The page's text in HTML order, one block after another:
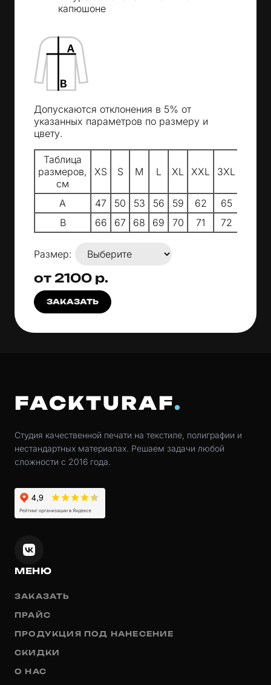
капюшоне
Допускаются отклонения в 5% от
указанных параметров по размеру и
цвету.
Таблица
размеров,
см
XS S M L XL XXL 3XL
A 47 50 53 56 59 62
65
B
66 67 68 69 70 71 72
Размер:
от 2100 р.
ЗАКАЗАТЬ
FACKTURAF
Студия качественной печати на текстиле, полиграфии и
нестандартных материалах. Решаем задачи любой
сложности с 2016 года.
МЕНЮ
ЗАКАЗАТЬ
ПРАЙС
ПРОДУКЦИЯ ПОД НАНЕСЕНИЕ
СКИДКИ
О НАС